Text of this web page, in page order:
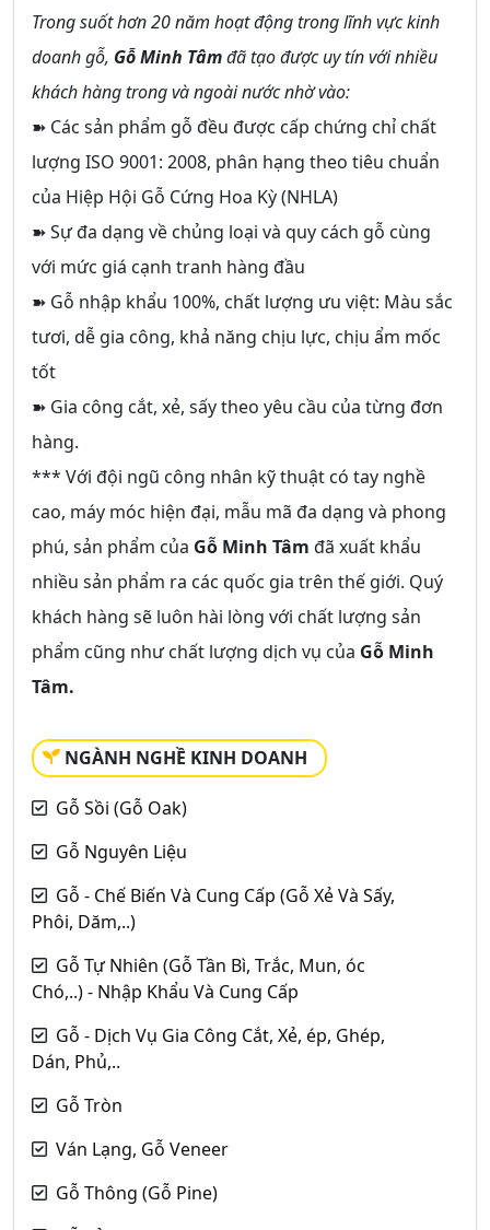
Trong suốt hơn 20 năm hoạt động trong lĩnh vực kinh
doanh gỗ, Gỗ Minh Tâmđã tạo được uy tín với nhiều
khách hàng trong và ngoài nước nhờ vào:
➽ Các sản phẩm gỗ đều được cấp chứng chỉ chất
lượng ISO 9001: 2008, phân hạng theo tiêu chuẩn
của Hiệp Hội Gỗ Cứng Hoa Kỳ (NHLA)
➽ Sự đa dạng về chủng loại và quy cách gỗ cùng
với mức giá cạnh tranh hàng đầu
➽ Gỗ nhập khẩu 100%, chất lượng ưu việt: Màu sắc
tươi, dễ gia công, khả năng chịu lực, chịu ẩm mốc
tốt
➽ Gia công cắt, xẻ, sấy theo yêu cầu của từng đơn
hàng.
*** Với đội ngũ công nhân kỹ thuật có tay nghề
cao, máy móc hiện đại, mẫu mã đa dạng và phong
phú, sản phẩm của Gỗ Minh Tâm đã xuất khẩu
nhiều sản phẩm ra các quốc gia trên thế giới. Quý
khách hàng sẽ luôn hài lòng với chất lượng sản
phẩm cũng như chất lượng dịch vụ của Gỗ Minh
Tâm.
NGÀNH NGHỀ KINH DOANH
Gỗ Sồi (Gỗ Oak)
Gỗ Nguyên Liệu
Gỗ - Chế Biến Và Cung Cấp (Gỗ Xẻ Và Sấy,
Phôi, Dăm,..)
Gỗ Tự Nhiên (Gỗ Tần Bì, Trắc, Mun, óc
Chó,..) - Nhập Khẩu Và Cung Cấp
Gỗ - Dịch Vụ Gia Công Cắt, Xẻ, ép, Ghép,
Dán, Phủ,..
Gỗ Tròn
Ván Lạng, Gỗ Veneer
Gỗ Thông (Gỗ Pine)